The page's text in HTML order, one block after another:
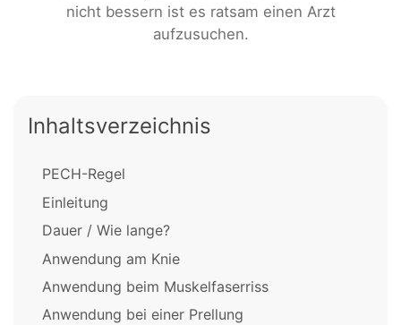
nicht bessern ist es ratsam einen Arzt
aufzusuchen.
Inhaltsverzeichnis
PECH-Regel
Einleitung
Dauer / Wie lange?
Anwendung am Knie
Anwendung beim Muskelfaserriss
Anwendung bei einer Prellung